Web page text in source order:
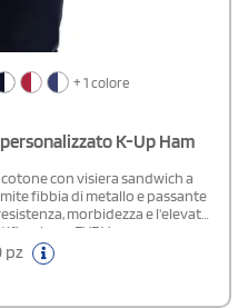
+ 1 colore
K-Up Ham
con visiera sandwich a
fibbia di metallo e passante
morbidezza e l'elevato
EVE Vegan
pz